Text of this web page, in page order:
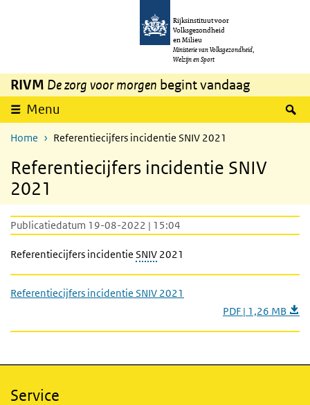
Overslaan en naar de inhoud gaan
Rijksinstituut voor
Volksgezondheid
en Milieu
Ministerie van Volksgezondheid,
Welzijn en Sport
RIVM De zorg voor morgen begint vandaag
Menu
Home Referentiecijfers incidentie SNIV 2021
Referentiecijfers incidentie SNIV
2021
Publicatiedatum 19-08-2022 | 15:04
Referentiecijfers incidentie SNIV 2021
Referentiecijfers incidentie SNIV 2021
PDF | 1,26 MB
Service